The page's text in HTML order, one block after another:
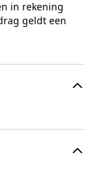
in rekening
geldt een